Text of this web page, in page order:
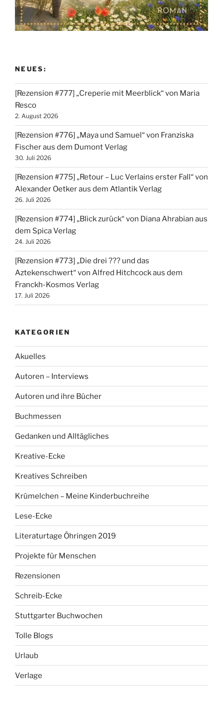
NEUES:
[Rezension #777] „Creperie mit Meerblick“ von Maria
Resco
2. August 2026
[Rezension #776] „Maya und Samuel“ von Franziska
Fischer aus dem Dumont Verlag
30. Juli 2026
[Rezension #775] „Retour – Luc Verlains erster Fall“ von
Alexander Oetker aus dem Atlantik Verlag
26. Juli 2026
[Rezension #774] „Blick zurück“ von Diana Ahrabian aus
dem Spica Verlag
24. Juli 2026
[Rezension #773] „Die drei ??? und das
Aztekenschwert“ von Alfred Hitchcock aus dem
Franckh-Kosmos Verlag
17. Juli 2026
KATEGORIEN
Akuelles
Autoren – Interviews
Autoren und ihre Bücher
Buchmessen
Gedanken und Alltägliches
Kreative-Ecke
Kreatives Schreiben
Krümelchen – Meine Kinderbuchreihe
Lese-Ecke
Literaturtage Öhringen 2019
Projekte für Menschen
Rezensionen
Schreib-Ecke
Stuttgarter Buchwochen
Tolle Blogs
Urlaub
Verlage